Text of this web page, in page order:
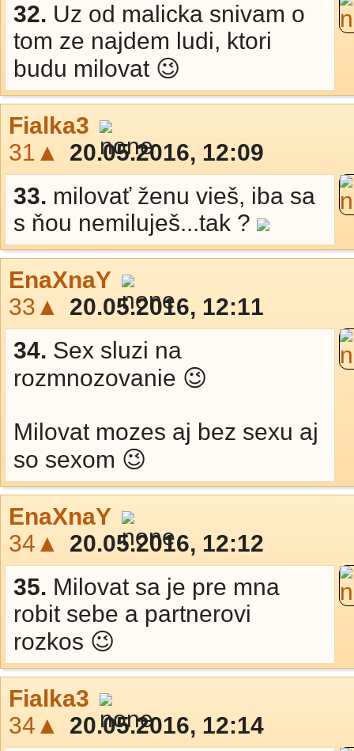
32. Uz od malicka snivam o
tom ze najdem ludi, ktori
budu milovat 😉
Fialka3
31▲
20.05.2016, 12:09
33. milovať ženu vieš, iba sa
s ňou nemiluješ...tak ?
EnaXnaY
33▲
20.05.2016, 12:11
34. Sex sluzi na
rozmnozovanie 😉
Milovat mozes aj bez sexu aj
so sexom 😉
EnaXnaY
34▲
20.05.2016, 12:12
35. Milovat sa je pre mna
robit sebe a partnerovi
rozkos 😉
Fialka3
34▲
20.05.2016, 12:14